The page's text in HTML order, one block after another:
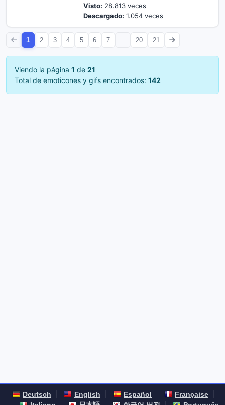
Visto: 28.813 veces
Descargado: 1.054 veces
1 2 3 4 5 6 7 20 21
Viendo la página 1 de 21
Total de emoticones y gifs encontrados: 142
Deutsch English Español
Française